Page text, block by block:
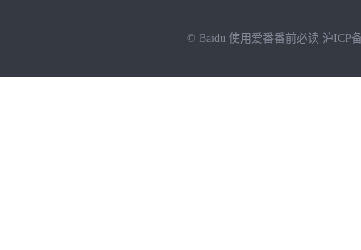
© Baidu 使用爱番番前必读 沪ICP